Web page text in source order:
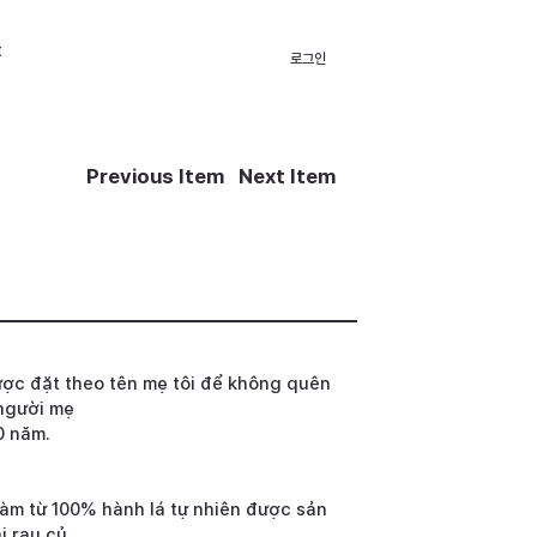
로그인
Next Item
Previous Item
đặt theo tên mẹ tôi để không quên
mẹ
năm.
từ 100% hành lá tự nhiên được sản